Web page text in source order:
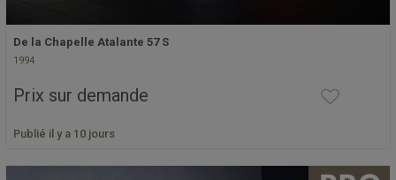
De la Chapelle Atalante 57 S
1994
Prix sur demande
Publié il y a 10 jours